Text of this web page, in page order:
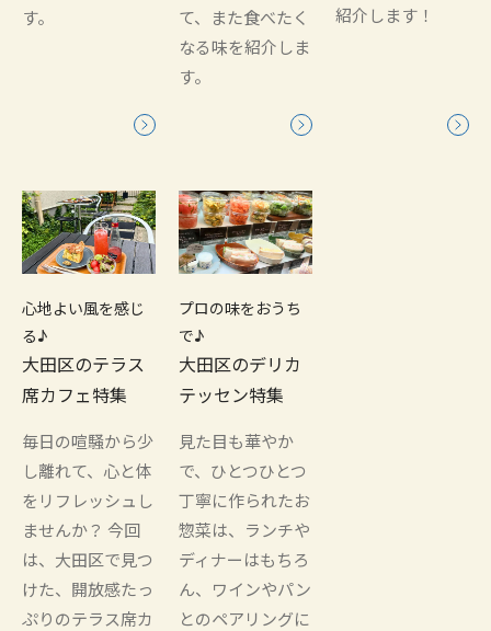
す。
て、また食べたく
なる味を紹介しま
す。
紹介します！
心地よい風を感じ
る♪
大田区のテラス
席カフェ特集
毎日の喧騒から少
し離れて、心と体
をリフレッシュし
ませんか？ 今回
は、大田区で見つ
けた、開放感たっ
ぷりのテラス席カ
プロの味をおうち
で♪
大田区のデリカ
テッセン特集
見た目も華やか
で、ひとつひとつ
丁寧に作られたお
惣菜は、ランチや
ディナーはもちろ
ん、ワインやパン
とのペアリングに